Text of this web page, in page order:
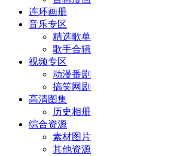
连环画册
音乐专区
精选歌单
歌手合辑
视频专区
动漫番剧
搞笑网剧
高清图集
历史相册
综合资源
素材图片
其他资源